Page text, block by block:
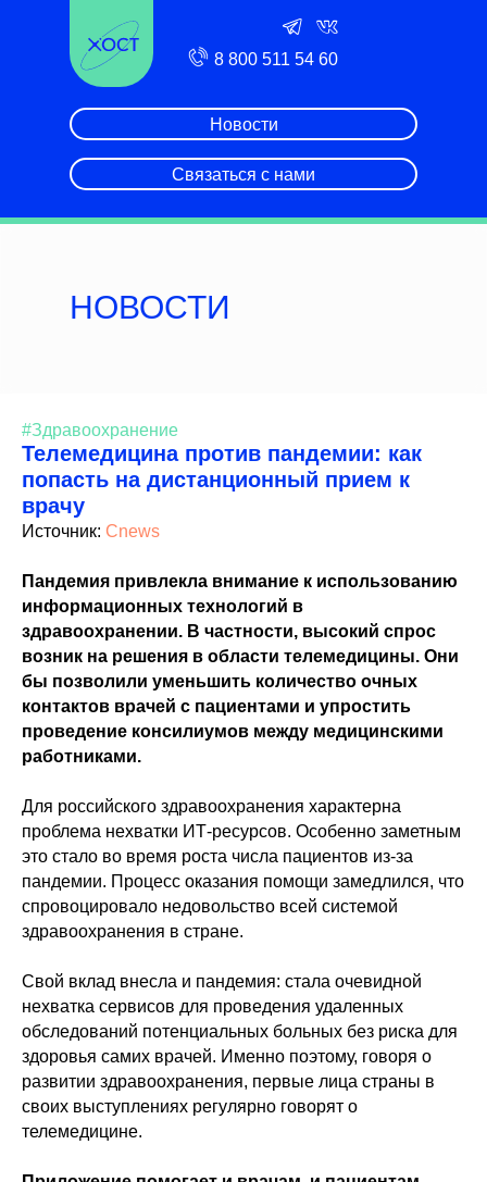
Связаться с нами
Новости
8 800 511 54 60
НОВОСТИ
#Здравоохранение
Телемедицина против пандемии: как
попасть на дистанционный прием к
врачу
Источник: Cnews
Пандемия привлекла внимание к использованию
информационных технологий в
здравоохранении. В частности, высокий спрос
возник на решения в области телемедицины. Они
бы позволили уменьшить количество очных
контактов врачей с пациентами и упростить
проведение консилиумов между медицинскими
работниками.
Для российского здравоохранения характерна
проблема нехватки ИТ-ресурсов. Особенно заметным
это стало во время роста числа пациентов из-за
пандемии. Процесс оказания помощи замедлился, что
спровоцировало недовольство всей системой
здравоохранения в стране.
Свой вклад внесла и пандемия: стала очевидной
нехватка сервисов для проведения удаленных
обследований потенциальных больных без риска для
здоровья самих врачей. Именно поэтому, говоря о
развитии здравоохранения, первые лица страны в
своих выступлениях регулярно говорят о
телемедицине.